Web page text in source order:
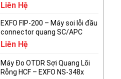
Liên Hệ
EXFO FIP-200 – Máy soi lỗi đầu
connector quang SC/APC
Liên Hệ
Máy Đo OTDR Sợi Quang Lõi
Rỗng HCF – EXFO NS-348x